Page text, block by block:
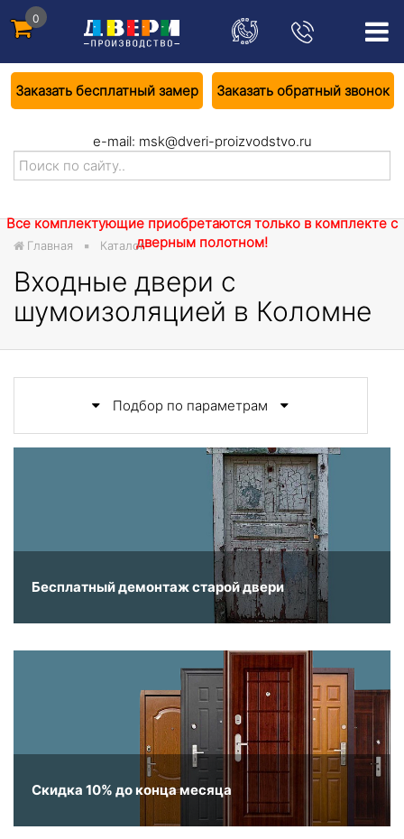
0
Заказать бесплатный замер Заказать обратный звонок
e-mail: msk@dveri-proizvodstvo.ru
Все комплектующие приобретаются только в комплекте с
дверным полотном!
Главная Каталог
Входные двери с
шумоизоляцией в Коломне
Подбор по параметрам
Бесплатный демонтаж старой двери
Скидка 10% до конца месяца